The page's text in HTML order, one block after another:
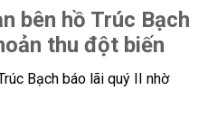
bên hồ Trúc Bạch
thu đột biến